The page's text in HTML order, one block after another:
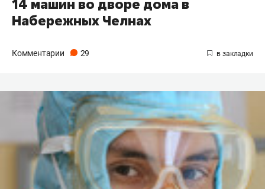
14 машин во дворе дома в
Набережных Челнах
Комментарии 29